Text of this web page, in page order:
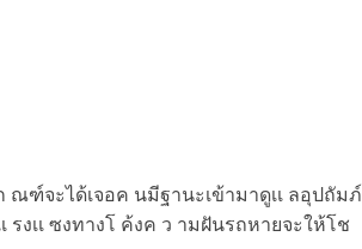
ณฑ์จะได้เจอค นมีฐานะเข้ามาดูเเ ลอุปถัมภ์
รงเเ ซงทางโ ค้งค ว ามฝันรถหายจะให้โช